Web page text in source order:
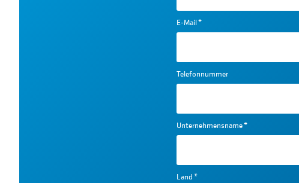
E-Mail*
Telefonnummer
Unternehmensname*
Land*